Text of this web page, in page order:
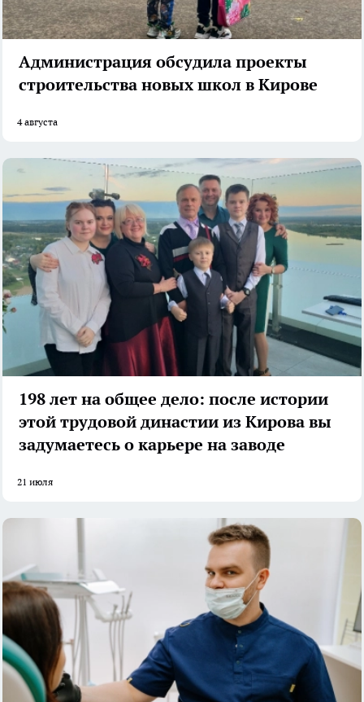
Администрация обсудила проекты
строительства новых школ в Кирове
4 августа
198 лет на общее дело: после истории
этой трудовой династии из Кирова вы
задумаетесь о карьере на заводе
21 июля